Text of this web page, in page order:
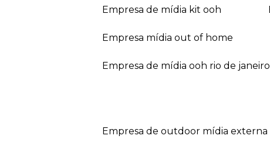
empresa de mídia kit ooh
empresa mídia out of home
empresa de mídia ooh rio de janeiro
empresa de outdoor mídia externa